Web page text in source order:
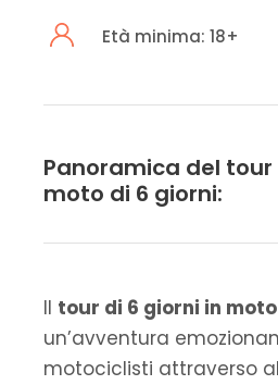
Età minima: 18+
Panoramica del tour
moto di 6 giorni:
Il tour di 6 giorni in
un’avventura
motociclisti attraverso